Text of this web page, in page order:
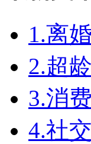
1.离
2.超
3.消
4.社